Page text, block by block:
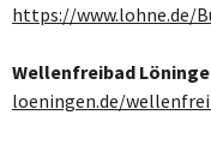
https://www.lohne.de/
Wellenfreibad
loeningen.de/